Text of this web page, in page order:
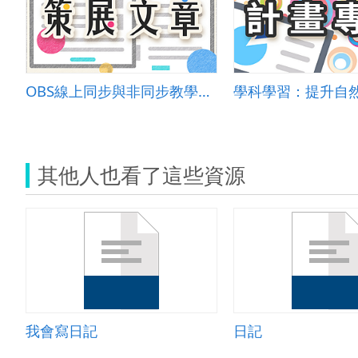
OBS線上同步與非同步教學最佳利器
其他人也看了這些資源
我會寫日記 日記